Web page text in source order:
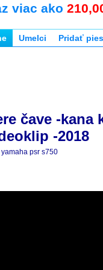
viac ako
Umelci Pridať
čave -kana
-2018
yamaha psr s750